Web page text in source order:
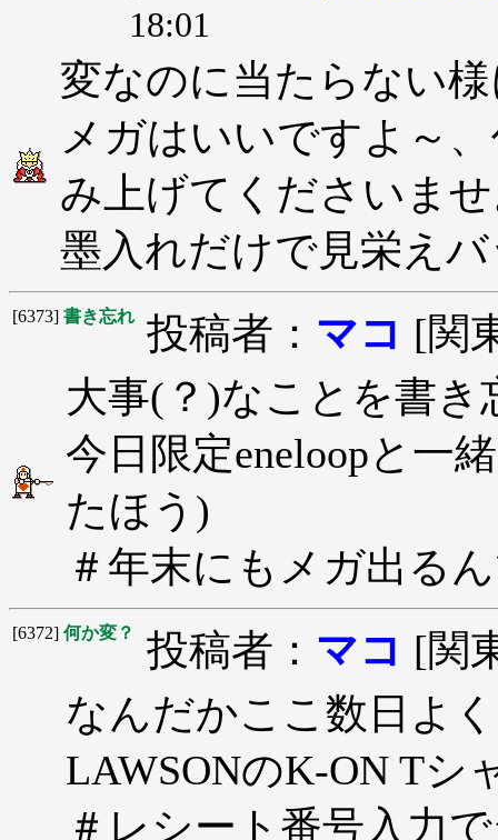
18:01
変なのに当たらない
メガはいいですよ～
み上げてくださいま
墨入れだけで見栄え
[6373] 書き忘れ 投稿者： マコ [関
大事(？)なことを書き
今日限定eneloopと一
たほう)
＃年末にもメガ出る
[6372] 何か変？ 投稿者： マコ [関
なんだかここ数日よ
LAWSONのK-ON Tシ
＃レシート番号入力